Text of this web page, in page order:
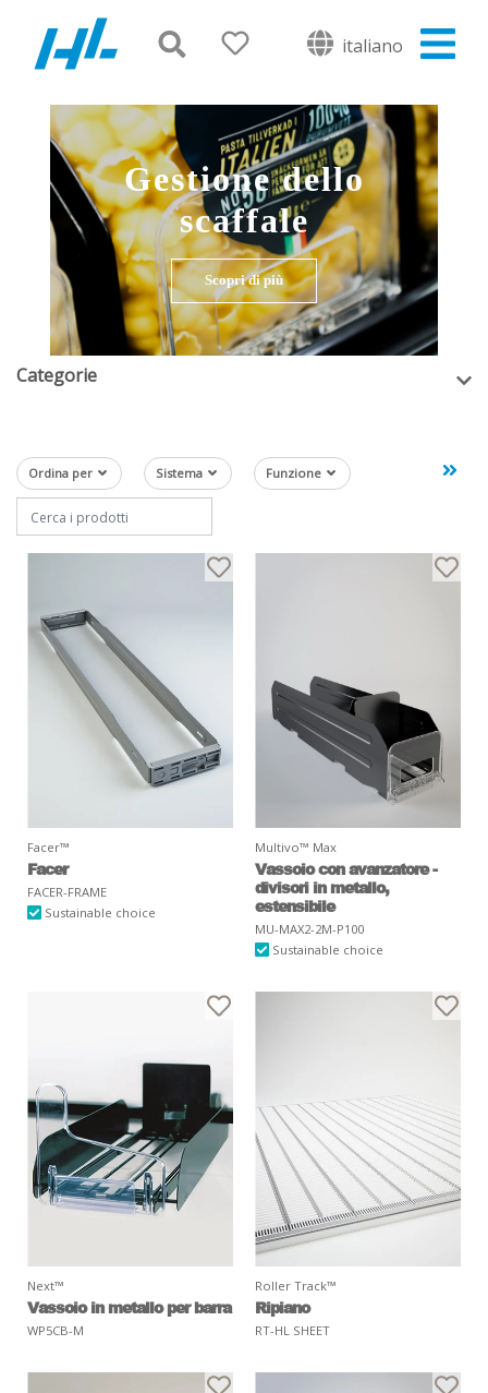
italiano
Gestione dello
scaffale
Scopri di più
Categorie
Ordina per Sistema Funzione
Facer™
Facer
FACER-FRAME
Sustainable choice
Multivo™ Max
Vassoio con avanzatore -
divisori in metallo,
estensibile
MU-MAX2-2M-P100
Sustainable choice
Next™
Vassoio in metallo per barra
WP5CB-M
Roller Track™
Ripiano
RT-HL SHEET